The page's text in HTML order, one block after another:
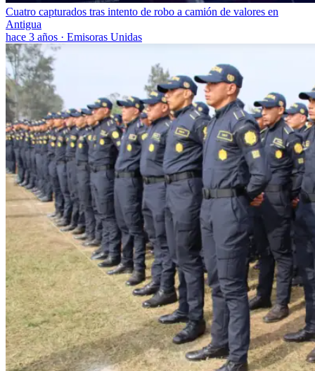
Cuatro capturados tras intento de robo a camión de valores en
Antigua
hace 3 años · Emisoras Unidas